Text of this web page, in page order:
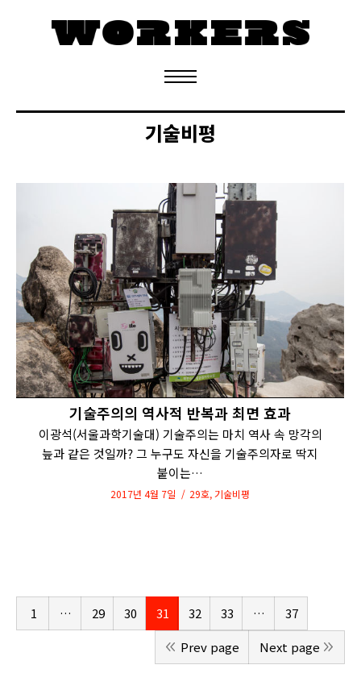
정기구독 신청
기술비평
기술주의의 역사적 반복과 최면 효과
이광석(서울과학기술대) 기술주의는 마치 역사 속 망각의
늪과 같은 것일까? 그 누구도 자신을 기술주의자로 딱지
붙이는…
2017년 4월 7일 29호,기술비평
1 … 29 30 31 32 33 …
37
Prev page
Next page